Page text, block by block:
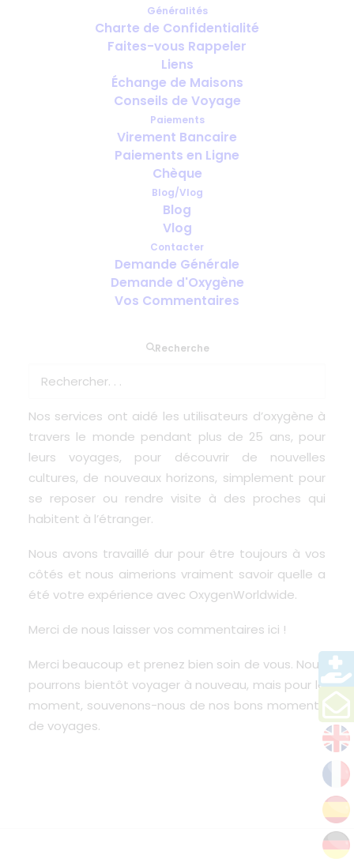
Généralités
Charte de Confidentialité
Faites-vous Rappeler
Liens
Échange de Maisons
Conseils de Voyage
Paiements
Virement Bancaire
Paiements en Ligne
Chèque
Blog/Vlog
Blog
Vlog
Contacter
Demande Générale
Demande d'Oxygène
Vos Commentaires
Recherche
INCOVID-19
En ce moment et dans le monde entier, nous
l’écoute de nos clients du présent ou du passé.
Nos services ont aidé les utilisateurs d’oxygène à
travers le monde pendant plus de 25 ans, pour
leurs voyages, pour découvrir de nouvelles
cultures, de nouveaux horizons, simplement pour
se reposer ou rendre visite à des proches qui
habitent à l’étranger.
Nous avons travaillé dur pour être toujours à vos
côtés et nous aimerions vraiment savoir quelle a
été votre expérience avec OxygenWorldwide.
Merci de nous laisser vos commentaires ici !
Merci beaucoup et prenez bien soin de vous. Nous
pourrons bientôt voyager à nouveau, mais pour le
moment, souvenons-nous de nos bons moments
de voyages.